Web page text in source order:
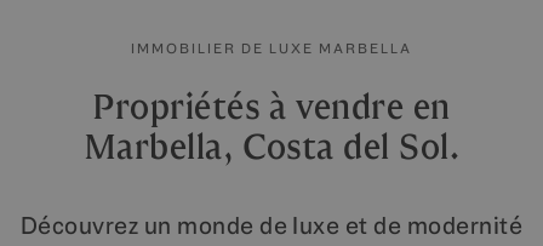
IMMOBILIER DE LUXE MARBELLA
Propriétés à vendre en
Marbella, Costa del Sol.
Découvrez un monde de luxe et de modernité